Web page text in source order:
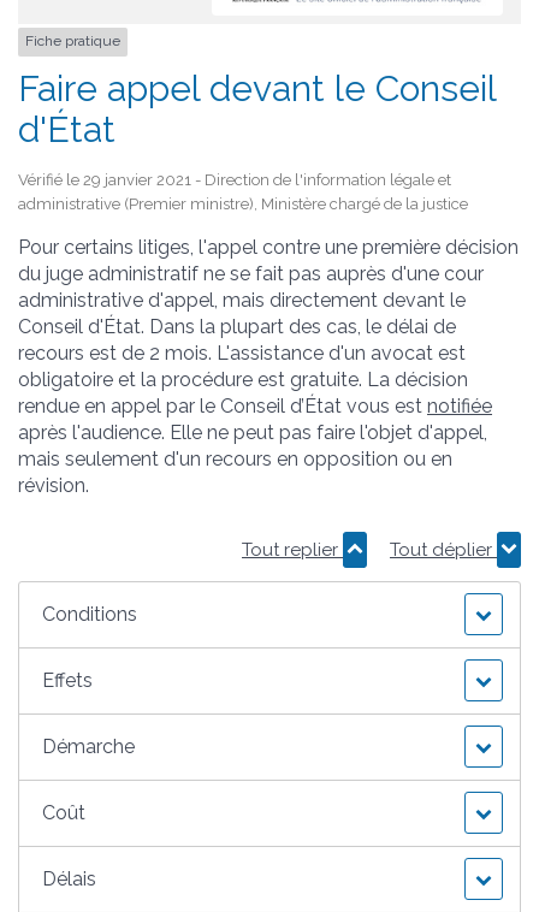
Fiche pratique
Faire appel devant le Conseil
d'État
Vérifié le 29 janvier 2021 - Direction de l'information légale et
administrative (Premier ministre), Ministère chargé de la justice
Pour certains litiges, l'appel contre une première décision
du juge administratif ne se fait pas auprès d'une cour
administrative d'appel, mais directement devant le
Conseil d'État. Dans la plupart des cas, le délai de
recours est de 2 mois. L'assistance d'un avocat est
obligatoire et la procédure est gratuite. La décision
rendue en appel par le Conseil d’État vous est notifiée
après l'audience. Elle ne peut pas faire l'objet d'appel,
mais seulement d'un recours en opposition ou en
révision.
Tout replier Tout déplier
Conditions
Effets
Démarche
Coût
Délais